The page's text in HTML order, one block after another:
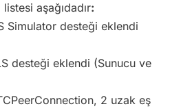
aşağıdadır:
Simulator desteği eklendi
desteği eklendi (Sunucu ve
2 uzak eş